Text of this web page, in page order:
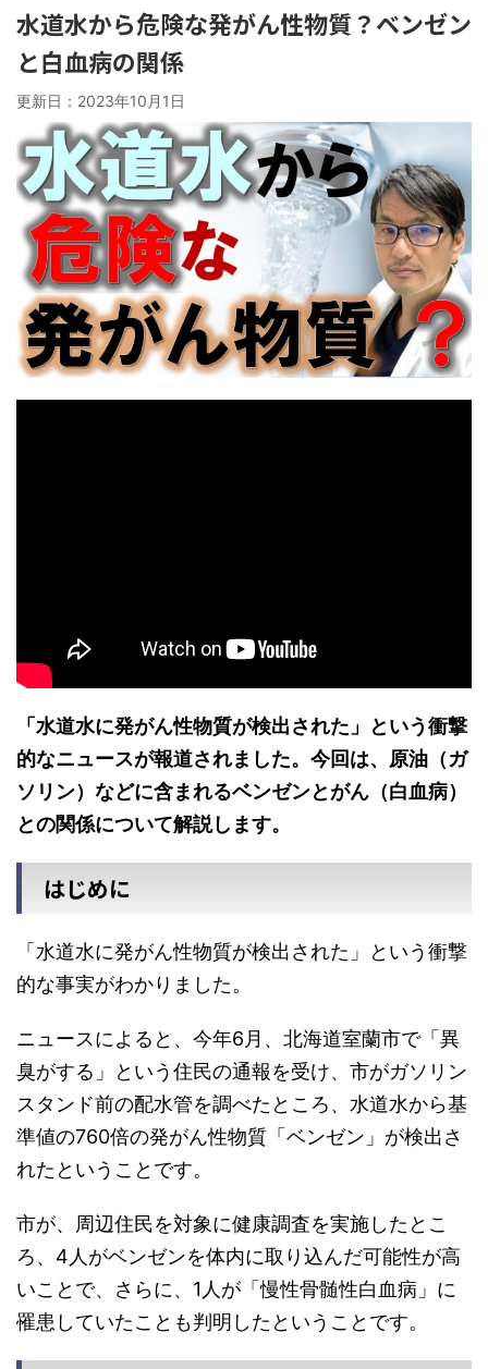
水道水から危険な発がん性物質？ベンゼン
と白血病の関係
更新日： 2023年10月1日
「水道水に発がん性物質が検出された」という衝撃
的なニュースが報道されました。今回は、原油（ガ
ソリン）などに含まれるベンゼンとがん（白血病）
との関係について解説します。
はじめに
「水道水に発がん性物質が検出された」という衝撃
的な事実がわかりました。
ニュースによると、今年6月、北海道室蘭市で「異
臭がする」という住民の通報を受け、市がガソリン
スタンド前の配水管を調べたところ、水道水から基
準値の760倍の発がん性物質「ベンゼン」が検出さ
れたということです。
市が、周辺住民を対象に健康調査を実施したとこ
ろ、4人がベンゼンを体内に取り込んだ可能性が高
いことで、さらに、1人が「慢性骨髄性白血病」に
罹患していたことも判明したということです。